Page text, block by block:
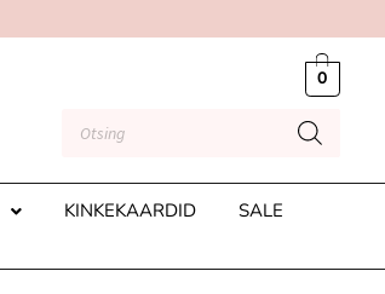
0
KINKEKAARDID
SALE